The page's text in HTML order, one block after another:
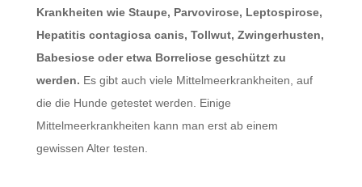
Krankheiten wie Staupe, Parvovirose, Leptospirose,
Hepatitis contagiosa canis, Tollwut, Zwingerhusten,
Babesiose oder etwa Borreliose geschützt zu
werden. Es gibt auch viele Mittelmeerkrankheiten, auf
die die Hunde getestet werden. Einige
Mittelmeerkrankheiten kann man erst ab einem
gewissen Alter testen.